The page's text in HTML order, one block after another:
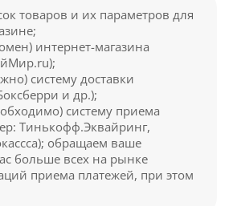
товаров и их параметров для
интернет-магазина
систему доставки
и др.);
систему приема
Тинькофф.Эквайринг,
обращаем ваше
больше всех на рынке
приема платежей, при этом